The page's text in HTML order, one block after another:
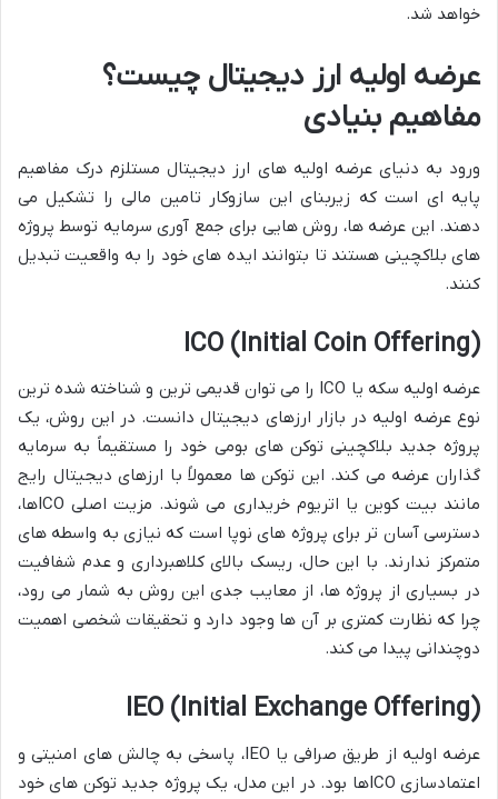
خواهد شد.
عرضه اولیه ارز دیجیتال چیست؟
مفاهیم بنیادی
ورود به دنیای عرضه اولیه های ارز دیجیتال مستلزم درک مفاهیم
پایه ای است که زیربنای این سازوکار تامین مالی را تشکیل می
دهند. این عرضه ها، روش هایی برای جمع آوری سرمایه توسط پروژه
های بلاکچینی هستند تا بتوانند ایده های خود را به واقعیت تبدیل
کنند.
ICO (Initial Coin Offering)
عرضه اولیه سکه یا ICO را می توان قدیمی ترین و شناخته شده ترین
نوع عرضه اولیه در بازار ارزهای دیجیتال دانست. در این روش، یک
پروژه جدید بلاکچینی توکن های بومی خود را مستقیماً به سرمایه
گذاران عرضه می کند. این توکن ها معمولاً با ارزهای دیجیتال رایج
مانند بیت کوین یا اتریوم خریداری می شوند. مزیت اصلی ICOها،
دسترسی آسان تر برای پروژه های نوپا است که نیازی به واسطه های
متمرکز ندارند. با این حال، ریسک بالای کلاهبرداری و عدم شفافیت
در بسیاری از پروژه ها، از معایب جدی این روش به شمار می رود،
چرا که نظارت کمتری بر آن ها وجود دارد و تحقیقات شخصی اهمیت
دوچندانی پیدا می کند.
IEO (Initial Exchange Offering)
عرضه اولیه از طریق صرافی یا IEO، پاسخی به چالش های امنیتی و
اعتمادسازی ICOها بود. در این مدل، یک پروژه جدید توکن های خود